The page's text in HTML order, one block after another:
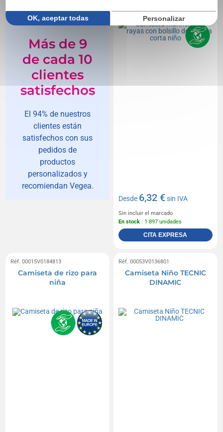
Más de 9
de cada 10
clientes
satisfechos
El 94% de nuestros
clientes están
satisfechos con sus
pedidos de
productos
personalizados y
recomiendan Vegea.
Desde 6,32 €sin IVA
Sin incluir el marcado
En stock : 1 897 unidades
CITA EXPRESA
Réf. 00015V0184813
Camiseta de rizo para
niña
Réf. 00053V0136801
Camiseta Niño TECNIC
DINAMIC
OK, aceptar todas Personalizar